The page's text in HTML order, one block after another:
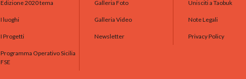
Edizione 2020 tema
I luoghi
I Progetti
Programma Operativo Sicilia
FSE
Galleria Foto
Galleria Video
Newsletter
Unisciti a Taobuk
Note Legali
Privacy Policy